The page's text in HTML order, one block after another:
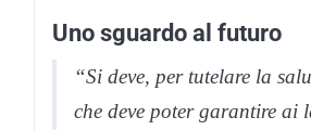
Uno sguardo al futuro
“Si deve, per tutelare la
che deve poter garantire ai